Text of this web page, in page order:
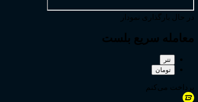
در حال بارگذاری نمودار
معامله سریع بلست
تتر
تومان
پرداخت می‌کنم